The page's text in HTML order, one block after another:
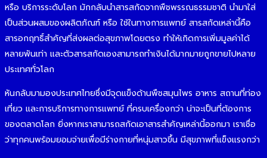
หรือ บริการระดับโลก มักกลับนำสารสกัดจากพืชพรรณธรรมชาติ นำมาใส่
เป็นส่วนผสมของผลิตภัณฑ์ หรือ ใช้ในทางการแพทย์ สารสกัดเหล่านี้คือ
สารอกฤทธิ์สำคัญ​ที่ส่งผลต่อสุขภาพโดยตรง ทำให้เกิดการเพิ่มมูลค่าได้
หลายพันเท่า และตัวสารสกัดเองสามารถทำเงินได้มากมายถูกขายไปหลาย
ประเทศทั่วโลก
หันกลับมามองประเทศไทยซึ่งมีจุดแข็งด้านพืชสมุนไพร อาหาร สถานที่ท่อง
เที่ยว และการบริการทางการแพทย์ ที่ครบเครื่องกว่า น่าจะเป็นที่ต้องการ
ของตลาดโลก ยิ่งหากเราสามารถสกัดเอาสารสำคัญเหล่านี้ออกมา เราเชื่อ
ว่าทุกคนพร้อมยอมจ่ายเพื่อมีร่างกายที่หนุ่มสาวขึ้น มีสุขภาพที่แข็งแรงกว่า